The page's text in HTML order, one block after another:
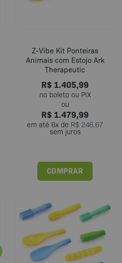
Z-Vibe Kit Ponteiras
Animais com Estojo Ark
Therapeutic
R$ 1.405,99
R$ 1.479,99
em até 6x de R$ 246,67
sem juros
COMPRAR